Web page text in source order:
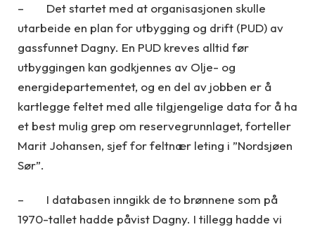
– Det startet med at organisasjonen skulle
utarbeide en plan for utbygging og drift (PUD) av
gassfunnet Dagny. En PUD kreves alltid før
utbyggingen kan godkjennes av Olje- og
energidepartementet, og en del av jobben er å
kartlegge feltet med alle tilgjengelige data for å ha
et best mulig grep om reservegrunnlaget, forteller
Marit Johansen, sjef for feltnær leting i ”Nordsjøen
Sør”.
– I databasen inngikk de to brønnene som på
1970-tallet hadde påvist Dagny. I tillegg hadde vi